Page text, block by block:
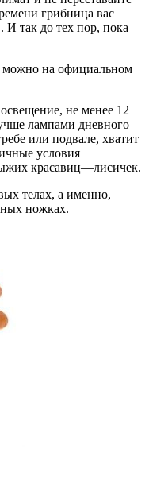
грибница вас
И так до тех пор, пока
можно на официальном
не менее 12
лампами дневного
или подвале, хватит
условия
красавиц—лисичек.
телах, а именно,
ножках.